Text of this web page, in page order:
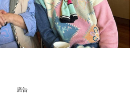
廣告